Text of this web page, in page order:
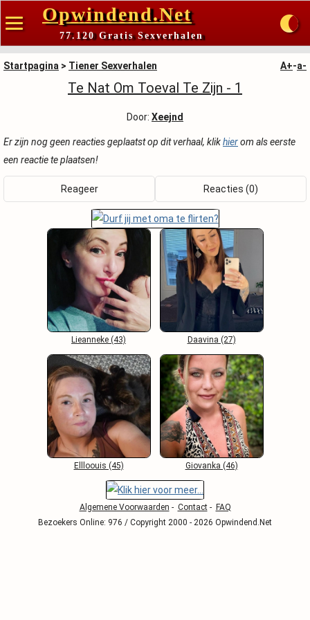
Opwindend.Net
77.120 Gratis Sexverhalen
Startpagina > Tiener Sexverhalen A+-a-
Te Nat Om Toeval Te Zijn - 1
Door: Xeejnd
Er zijn nog geen reacties geplaatst op dit verhaal, klikhierom als eerste
een reactie te plaatsen!
Reageer Reacties (0)
Lieanneke (43) Daavina (27)
Ellloouis (45) Giovanka (46)
Algemene Voorwaarden - Contact- FAQ
Bezoekers Online: 976 / Copyright 2000 - 2026 Opwindend.Net